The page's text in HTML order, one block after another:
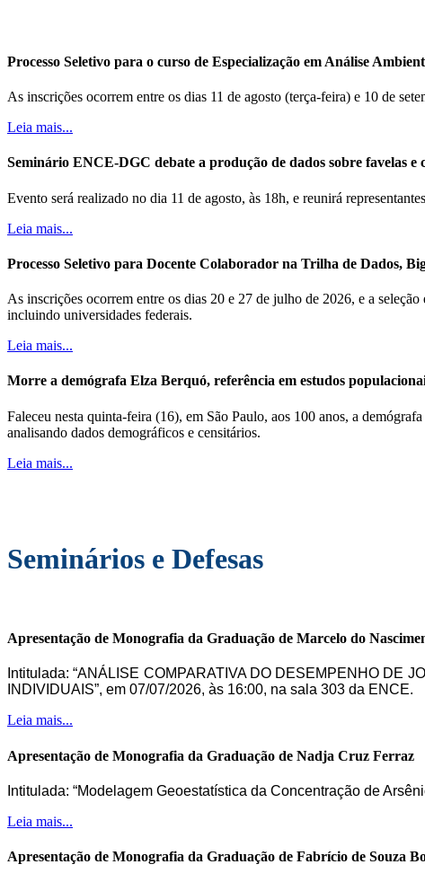
Processo Seletivo para o curso de Especialização em Análise
As inscrições ocorrem entre os dias 11 de agosto (terça-feira) e 10 de
Leia mais...
Seminário ENCE-DGC debate a produção de dados sobre favelas e
Evento será realizado no dia 11 de agosto, às 18h, e reunirá
Leia mais...
Processo Seletivo para Docente Colaborador na Trilha de Dados,
As inscrições ocorrem entre os dias 20 e 27 de julho de 2026, e a
incluindo universidades federais.
Leia mais...
Morre a demógrafa Elza Berquó, referência em estudos
Faleceu nesta quinta-feira (16), em São Paulo, aos 100 anos, a
analisando dados demográficos e censitários.
Leia mais...
Seminários e Defesas
Apresentação de Monografia da Graduação de Marcelo do
Intitulada: “ANÁLISE COMPARATIVA DO DESEMPENHO DE
INDIVIDUAIS”, em 07/07/2026, às 16:00, na sala 303 da ENCE.
Leia mais...
Apresentação de Monografia da Graduação de Nadja Cruz Ferraz
Intitulada: “Modelagem Geoestatística da Concentração de
Leia mais...
Apresentação de Monografia da Graduação de Fabrício de Souza